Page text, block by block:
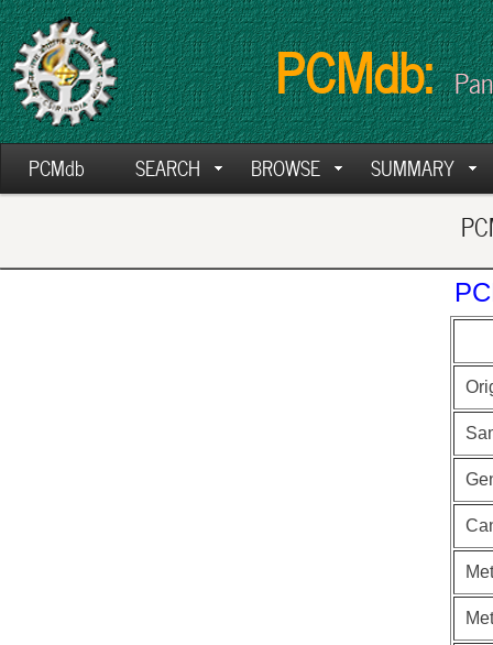
PCMdb:
PCMdb SEARCH BROWSE SUMMARY